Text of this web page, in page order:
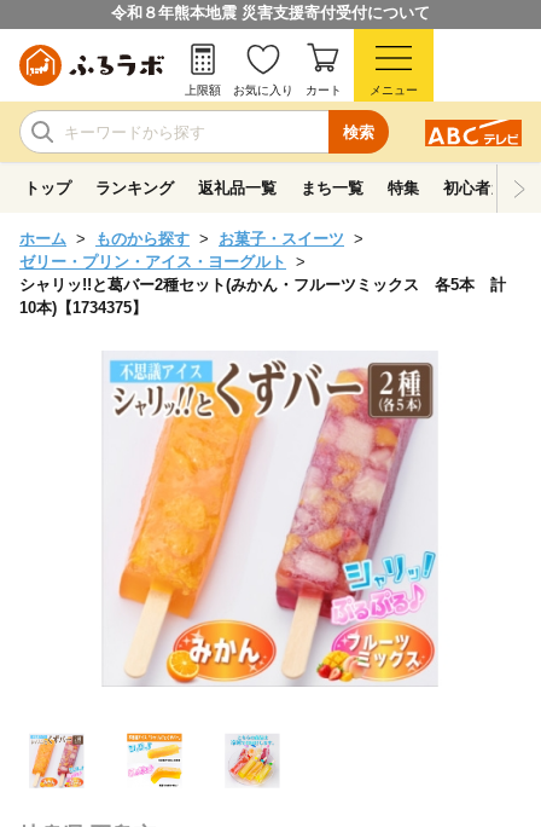
令和８年熊本地震 災害支援寄付受付について
検索
上限額 お気に入り カート メニュー
トップ ランキング 返礼品一覧 まち一覧 特集 初心者ガイド
ホーム ものから探す
お菓子・スイーツ
ゼリー・プリン・アイス・ヨーグルト
シャリッ!!と葛バー2種セット(みかん・フルーツミックス 各5本 計
10本)【1734375】